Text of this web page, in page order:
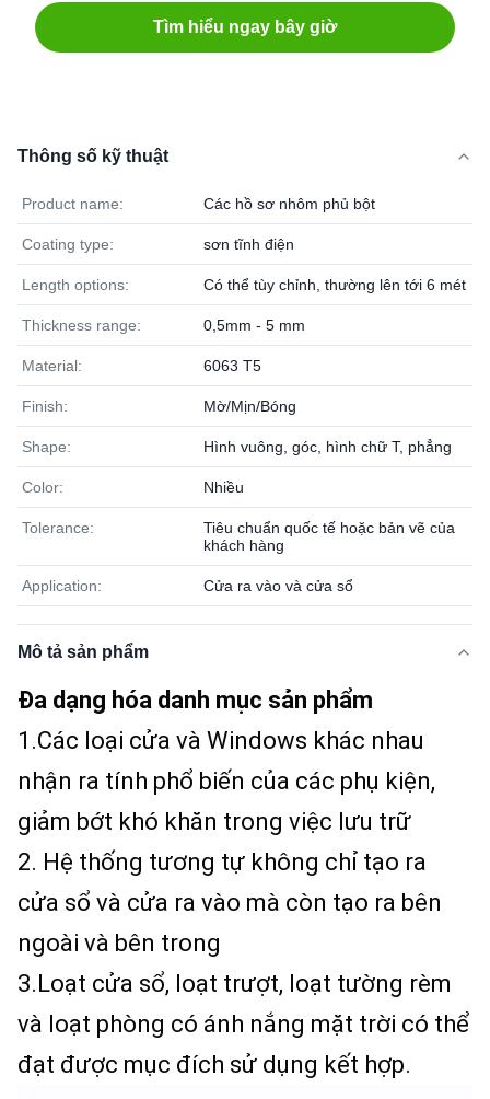
Tìm hiểu ngay bây giờ
Thông số kỹ thuật
Product name: Các hồ sơ nhôm phủ bột
Coating type: sơn tĩnh điện
Length options: Có thể tùy chỉnh, thường lên tới 6 mét
Thickness range: 0,5mm - 5 mm
Material: 6063 T5
Finish: Mờ/Mịn/Bóng
Shape: Hình vuông, góc, hình chữ T, phẳng
Color: Nhiều
Tolerance:
Tiêu chuẩn quốc tế hoặc bản vẽ của
khách hàng
Application: Cửa ra vào và cửa sổ
Mô tả sản phẩm
Đa dạng hóa danh mục sản phẩm
1.Các loại cửa và Windows khác nhau
nhận ra tính phổ biến của các phụ kiện,
giảm bớt khó khăn trong việc lưu trữ
2. Hệ thống tương tự không chỉ tạo ra
cửa sổ và cửa ra vào mà còn tạo ra bên
ngoài và bên trong
3.Loạt cửa sổ, loạt trượt, loạt tường rèm
và loạt phòng có ánh nắng mặt trời có thể
đạt được mục đích sử dụng kết hợp.